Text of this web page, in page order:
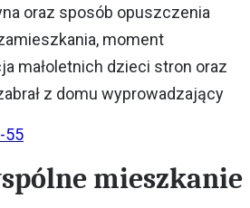
55
oraz sposób opuszczenia
moment
małoletnich dzieci stron oraz
z domu wyprowadzający
mieszkanie